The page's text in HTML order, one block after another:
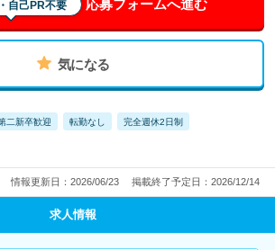
自己PR不要 応募フォームへ進む
気になる
二新卒歓迎 転勤なし 完全週休2日制
情報更新日：2026/06/23 掲載終了予定日：2026/12/14
求人情報